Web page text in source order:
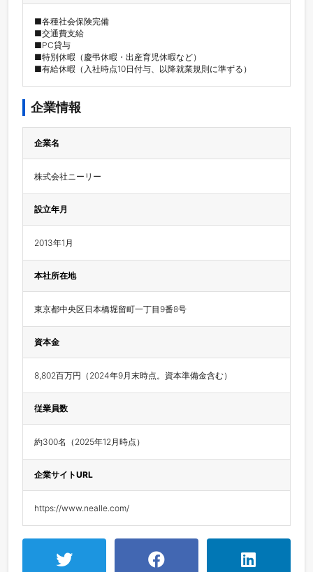
■各種社会保険完備
■交通費支給
■PC貸与
■特別休暇（慶弔休暇・出産育児休暇など）
■有給休暇（入社時点10日付与、以降就業規則に準ずる）
企業情報
企業名
株式会社ニーリー
設立年月
2013年1月
本社所在地
東京都中央区日本橋堀留町一丁目9番8号
資本金
8,802百万円（2024年9月末時点。資本準備金含む）
従業員数
約300名（2025年12月時点）
企業サイトURL
https://www.nealle.com/